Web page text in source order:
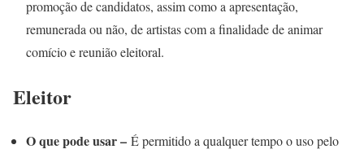
promoção de candidatos, assim como a apresentação,
remunerada ou não, de artistas com a finalidade de animar
comício e reunião eleitoral.
Eleitor
O que pode usar – É permitido a qualquer tempo o uso pelo